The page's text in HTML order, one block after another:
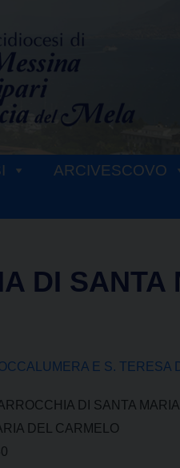
ARCIVESCOVO
DI
E S. TERESA
DI SANTA
DEL CARMELO